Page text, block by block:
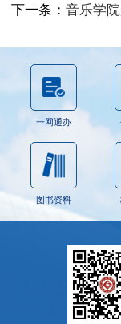
下一条： 音乐学
一网通办
图书资料